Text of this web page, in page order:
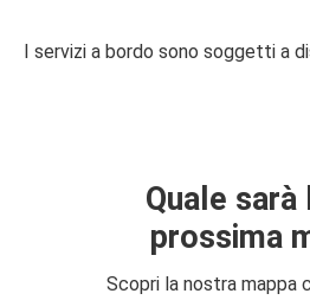
I servizi a bordo sono soggetti a
Quale sarà
prossima
Scopri la nostra mappa